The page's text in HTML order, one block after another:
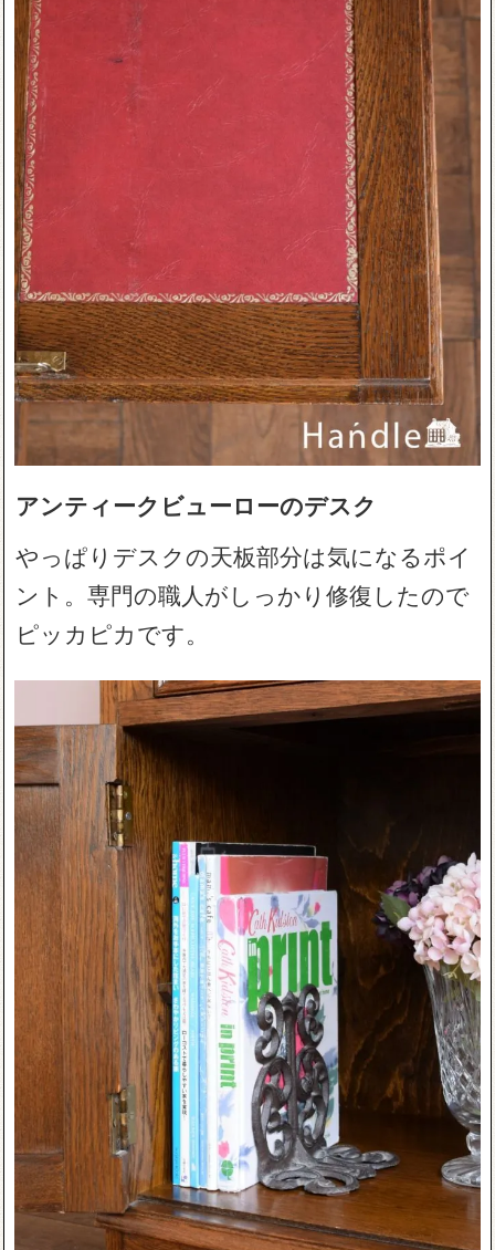
アンティークビューローのデスク
やっぱりデスクの天板部分は気になるポイ
ント。専門の職人がしっかり修復したので
ピッカピカです。